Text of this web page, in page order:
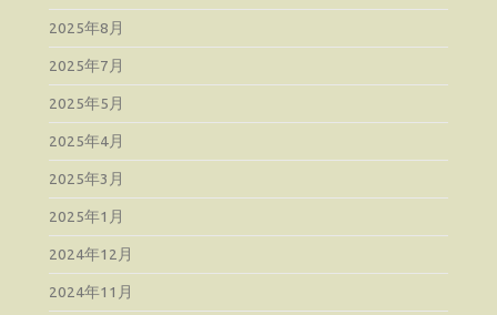
2025年8月
2025年7月
2025年5月
2025年4月
2025年3月
2025年1月
2024年12月
2024年11月